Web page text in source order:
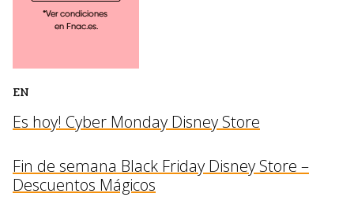
EN
Es hoy! Cyber Monday Disney Store
Fin de semana Black Friday Disney Store –
Descuentos Mágicos